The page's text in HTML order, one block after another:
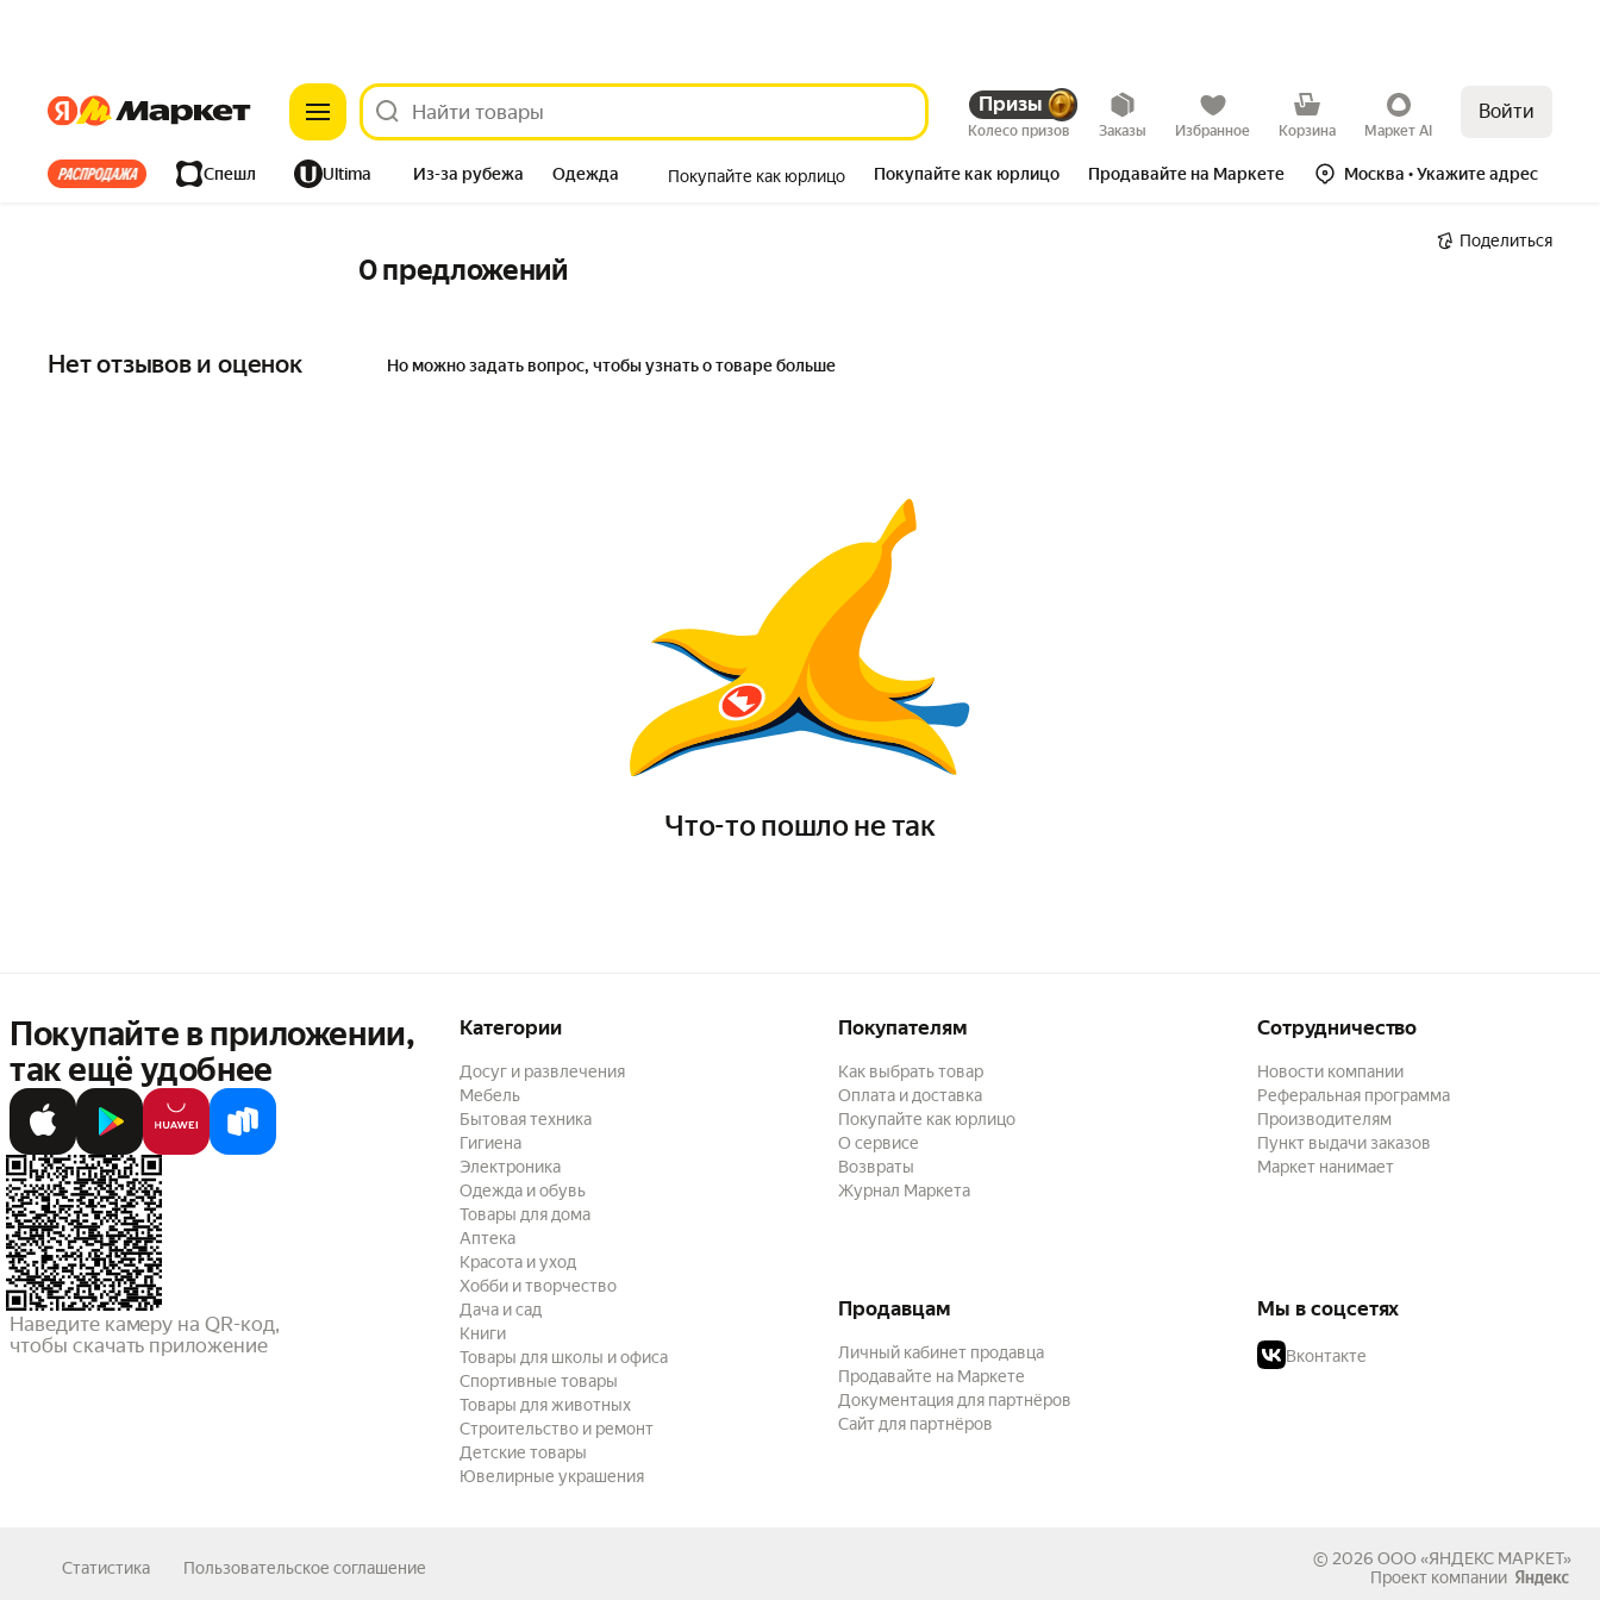
ЯндексЯндекс Призы
Колесо призов Заказы Избранное Корзина Маркет AI
Войти
Все хиты Спешл Ultima Из-за рубежа Одежда Покупайте как юрлицо Покупайте как юрлицо Продавайте на Маркете Москва • Укажите адрес
Поделиться
0 предложений
Нет отзывов и оценок Но можно задать вопрос, чтобы узнать о товаре больше
Что-то пошло не так
Покупайте в приложении,
так ещё удобнее
Наведите камеру на QR-код,
чтобы скачать приложение
Категории
Досуг и развлечения
Мебель
Бытовая техника
Гигиена
Электроника
Одежда и обувь
Товары для дома
Аптека
Красота и уход
Хобби и творчество
Дача и сад
Книги
Товары для школы и офиса
Спортивные товары
Товары для животных
Строительство и ремонт
Детские товары
Ювелирные украшения
Покупателям
Как выбрать товар
Оплата и доставка
Покупайте как юрлицо
О сервисе
Возвраты
Журнал Маркета
Сотрудничество
Новости компании
Реферальная программа
Производителям
Пункт выдачи заказов
Маркет нанимает
Продавцам
Личный кабинет продавца
Продавайте на Маркете
Документация для партнёров
Сайт для партнёров
Мы в соцсетях
Вконтакте
Статистика Пользовательское соглашение © 2026 ООО «ЯНДЕКС МАРКЕТ»
Проект компании